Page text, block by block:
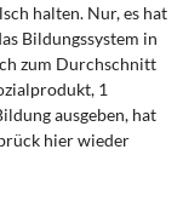
halten. Nur, es hat
Bildungssystem in
zum Durchschnitt
1
ausgeben, hat
hier wieder